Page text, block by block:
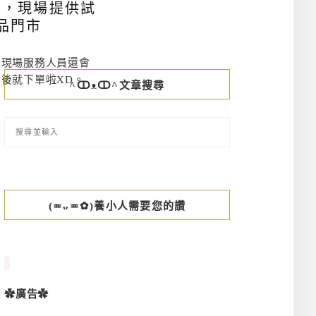
現場提供試
門市
場服務人員還會
就下單啦XD。^ↀᴥↀ^文章搜尋
(≖ᴗ≖✿)養小人需要您的讚
✿廣告✿